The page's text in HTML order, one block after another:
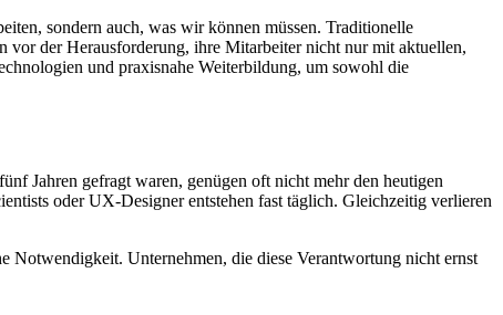
sondern auch, was wir können müssen. Traditionelle
vor der Herausforderung, ihre Mitarbeiter nicht nur mit aktuellen,
und praxisnahe Weiterbildung, um sowohl die
Jahren gefragt waren, genügen oft nicht mehr den heutigen
oder UX-Designer entstehen fast täglich. Gleichzeitig verlieren
Notwendigkeit. Unternehmen, die diese Verantwortung nicht ernst